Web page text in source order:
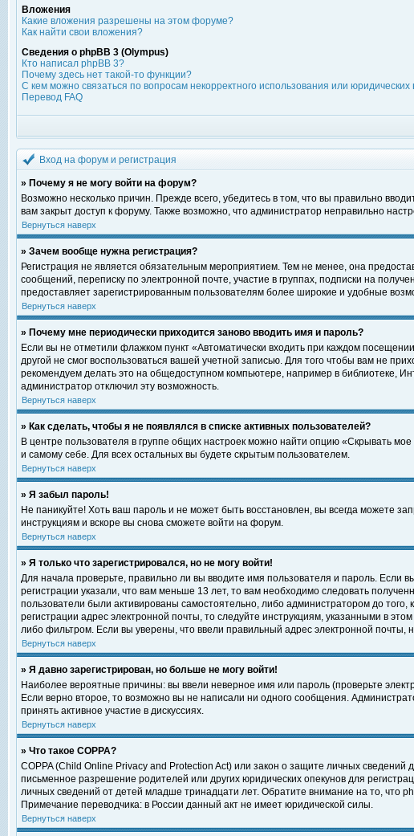
Вложения
Какие вложения разрешены на этом форуме?
Как найти свои вложения?
Сведения о phpBB 3 (Olympus)
Кто написал phpBB 3?
Почему здесь нет такой-то функции?
С кем можно связаться по вопросам некорректного использования или
Перевод FAQ
Вход на форум и регистрация
» Почему я не могу войти на форум?
Возможно несколько причин. Прежде всего, убедитесь в том, что вы правильно
вам закрыт доступ к форуму. Также возможно, что администратор неправильно
Вернуться наверх
» Зачем вообще нужна регистрация?
Регистрация не является обязательным мероприятием. Тем не менее, она
сообщений, переписку по электронной почте, участие в группах, подписки на
предоставляет зарегистрированным пользователям более широкие и удобные
Вернуться наверх
» Почему мне периодически приходится заново вводить имя и пароль?
Если вы не отметили флажком пункт «Автоматически входить при каждом
другой не смог воспользоваться вашей учетной записью. Для того чтобы вам не
рекомендуем делать это на общедоступном компьютере, например в библиотеке,
администратор отключил эту возможность.
Вернуться наверх
» Как сделать, чтобы я не появлялся в списке активных пользователей?
В центре пользователя в группе общих настроек можно найти опцию «Скрывать
и самому себе. Для всех остальных вы будете скрытым пользователем.
Вернуться наверх
» Я забыл пароль!
Не паникуйте! Хоть ваш пароль и не может быть восстановлен, вы всегда можете
инструкциям и вскоре вы снова сможете войти на форум.
Вернуться наверх
» Я только что зарегистрировался, но не могу войти!
Для начала проверьте, правильно ли вы вводите имя пользователя и пароль. Если
регистрации указали, что вам меньше 13 лет, то вам необходимо следовать
пользователи были активированы самостоятельно, либо администратором до
регистрации адрес электронной почты, то следуйте инструкциям, указанными в
либо фильтром. Если вы уверены, что ввели правильный адрес электронной
Вернуться наверх
» Я давно зарегистрирован, но больше не могу войти!
Наиболее вероятные причины: вы ввели неверное имя или пароль (проверьте
Если верно второе, то возможно вы не написали ни одного сообщения.
принять активное участие в дискуссиях.
Вернуться наверх
» Что такое COPPA?
COPPA (Child Online Privacy and Protection Act) или закон о защите личных
письменное разрешение родителей или других юридических опекунов для
личных сведений от детей младше тринадцати лет. Обратите внимание на то, что
Примечание переводчика: в России данный акт не имеет юридической силы.
Вернуться наверх